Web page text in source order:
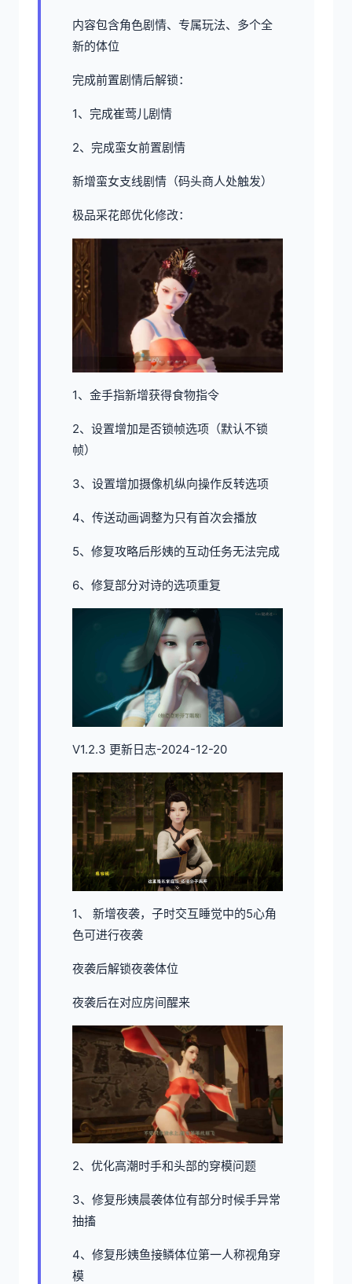
内容包含角色剧情、专属玩法、多个全
新的体位
完成前置剧情后解锁：
1、完成崔莺儿剧情
2、完成蛮女前置剧情
新增蛮女支线剧情（码头商人处触发）
极品采花郎优化修改：
1、金手指新增获得食物指令
2、设置增加是否锁帧选项（默认不锁
帧）
3、设置增加摄像机纵向操作反转选项
4、传送动画调整为只有首次会播放
5、修复攻略后彤姨的互动任务无法完成
6、修复部分对诗的选项重复
V1.2.3 更新日志-2024-12-20
1、 新增夜袭，子时交互睡觉中的5心角
色可进行夜袭
夜袭后解锁夜袭体位
夜袭后在对应房间醒来
2、优化高潮时手和头部的穿模问题
3、修复彤姨晨袭体位有部分时候手异常
抽搐
4、修复彤姨鱼接鳞体位第一人称视角穿
模